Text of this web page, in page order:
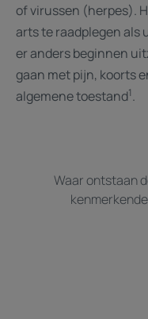
of virussen (herpes).
arts te raadplegen als
er anders beginnen
gaan met pijn, koorts
algemene toestand1.
Waar ontstaan